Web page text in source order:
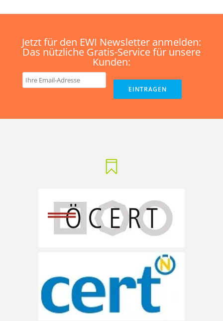
Jetzt für den EWI Newsletter anmelden:
Das nützliche Gratis-Service für unsere
Kunden: